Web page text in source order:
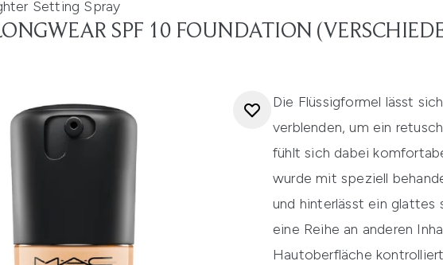
Setting Spray
SPF 10 FOUNDATION
Die Flüssigformel lässt
verblenden, um ein
fühlt sich dabei
wurde mit speziell
und hinterlässt ein glattes
eine Reihe an anderen
Hautoberfläche